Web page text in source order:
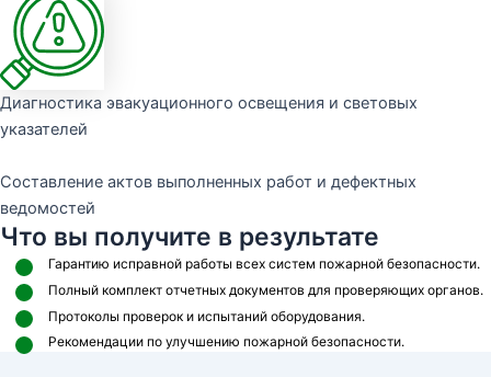
Диагностика эвакуационного освещения и световых
указателей
Составление актов выполненных работ и дефектных
ведомостей
Что вы получите в результате
Гарантию исправной работы всех систем пожарной безопасности.
Полный комплект отчетных документов для проверяющих органов.
Протоколы проверок и испытаний оборудования.
Рекомендации по улучшению пожарной безопасности.